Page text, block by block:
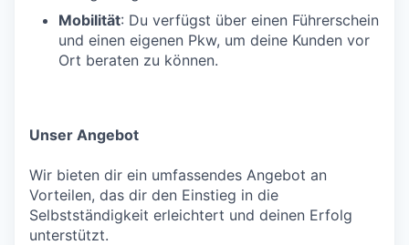
Mobilität: Du verfügst über einen Führerschein
und einen eigenen Pkw, um deine Kunden vor
Ort beraten zu können.
Unser Angebot
Wir bieten dir ein umfassendes Angebot an
Vorteilen, das dir den Einstieg in die
Selbstständigkeit erleichtert und deinen Erfolg
unterstützt.